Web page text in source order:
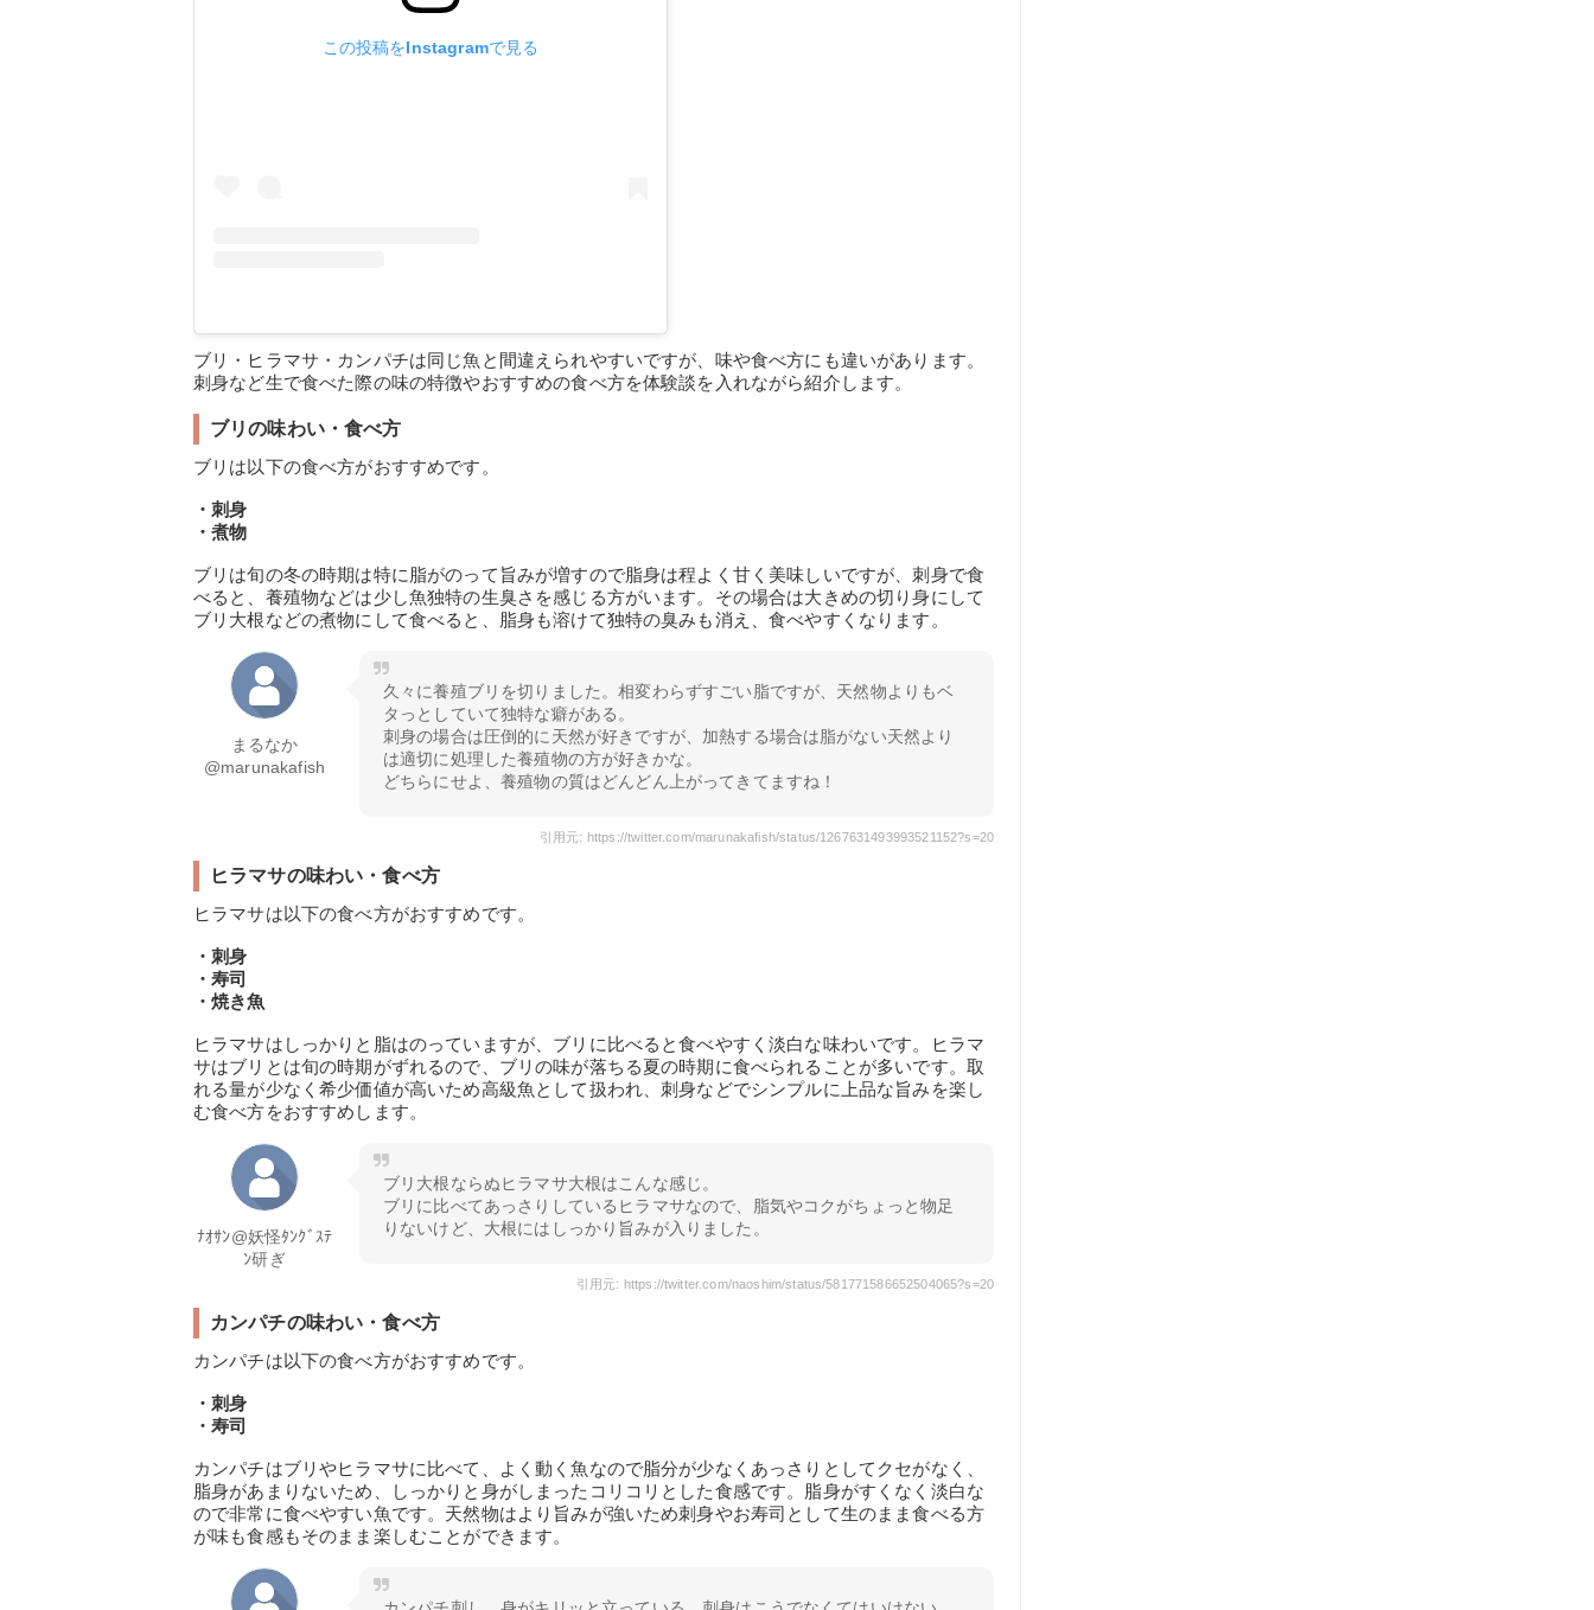
この投稿をInstagramで見る
ブリ・ヒラマサ・カンパチは同じ魚と間違えられやすいですが、味や食べ方にも違いがあります。
刺身など生で食べた際の味の特徴やおすすめの食べ方を体験談を入れながら紹介します。
ブリの味わい・食べ方
ブリは以下の食べ方がおすすめです。
・刺身
・煮物
ブリは旬の冬の時期は特に脂がのって旨みが増すので脂身は程よく甘く美味しいですが、刺身で食
べると、養殖物などは少し魚独特の生臭さを感じる方がいます。その場合は大きめの切り身にして
ブリ大根などの煮物にして食べると、脂身も溶けて独特の臭みも消え、食べやすくなります。
まるなか
@marunakafish
久々に養殖ブリを切りました。相変わらずすごい脂ですが、天然物よりもベ
タっとしていて独特な癖がある。
刺身の場合は圧倒的に天然が好きですが、加熱する場合は脂がない天然より
は適切に処理した養殖物の方が好きかな。
どちらにせよ、養殖物の質はどんどん上がってきてますね！
引用元: https://twitter.com/marunakafish/status/1267631493993521152?s=20
ヒラマサの味わい・食べ方
ヒラマサは以下の食べ方がおすすめです。
・刺身
・寿司
・焼き魚
ヒラマサはしっかりと脂はのっていますが、ブリに比べると食べやすく淡白な味わいです。ヒラマ
サはブリとは旬の時期がずれるので、ブリの味が落ちる夏の時期に食べられることが多いです。取
れる量が少なく希少価値が高いため高級魚として扱われ、刺身などでシンプルに上品な旨みを楽し
む食べ方をおすすめします。
ﾅｵｻﾝ@妖怪ﾀﾝｸﾞｽﾃ
ﾝ研ぎ
ブリ大根ならぬヒラマサ大根はこんな感じ。
ブリに比べてあっさりしているヒラマサなので、脂気やコクがちょっと物足
りないけど、大根にはしっかり旨みが入りました。
引用元: https://twitter.com/naoshim/status/581771586652504065?s=20
カンパチの味わい・食べ方
カンパチは以下の食べ方がおすすめです。
・刺身
・寿司
カンパチはブリやヒラマサに比べて、よく動く魚なので脂分が少なくあっさりとしてクセがなく、
脂身があまりないため、しっかりと身がしまったコリコリとした食感です。脂身がすくなく淡白な
ので非常に食べやすい魚です。天然物はより旨みが強いため刺身やお寿司として生のまま食べる方
が味も食感もそのまま楽しむことができます。